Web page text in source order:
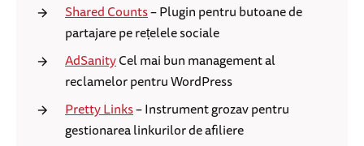
Shared Counts– Plugin pentru butoane de
partajare pe rețelele sociale
AdSanityCel mai bun management al
reclamelor pentru WordPress
Pretty Links– Instrument grozav pentru
gestionarea linkurilor de afiliere